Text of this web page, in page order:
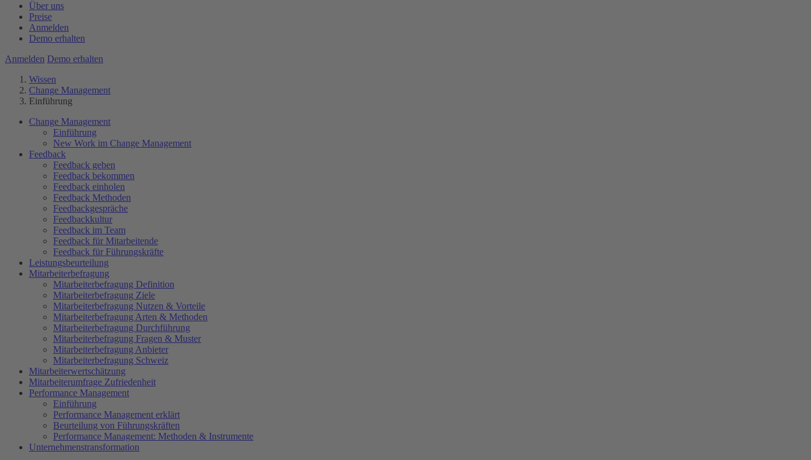
Über uns
Preise
Anmelden
Demo erhalten
Anmelden Demo erhalten
Wissen
Change Management
Einführung
Change Management
Einführung
New Work im Change Management
Feedback
Feedback geben
Feedback bekommen
Feedback einholen
Feedback Methoden
Feedbackgespräche
Feedbackkultur
Feedback im Team
Feedback für Mitarbeitende
Feedback für Führungskräfte
Leistungsbeurteilung
Mitarbeiterbefragung
Mitarbeiterbefragung Definition
Mitarbeiterbefragung Ziele
Mitarbeiterbefragung Nutzen & Vorteile
Mitarbeiterbefragung Arten & Methoden
Mitarbeiterbefragung Durchführung
Mitarbeiterbefragung Fragen & Muster
Mitarbeiterbefragung Anbieter
Mitarbeiterbefragung Schweiz
Mitarbeiterwertschätzung
Mitarbeiterumfrage Zufriedenheit
Performance Management
Einführung
Performance Management erklärt
Beurteilung von Führungskräften
Performance Management: Methoden & Instrumente
Unternehmenstransformation